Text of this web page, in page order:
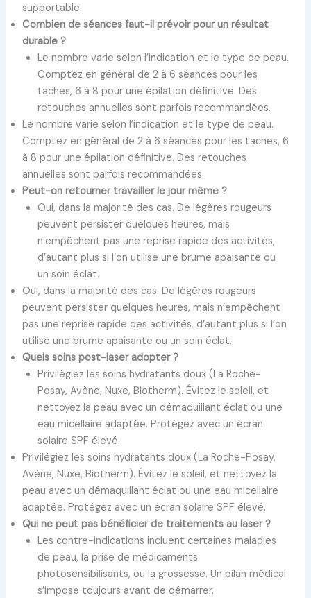
supportable.
Combien de séances faut-il prévoir pour un résultat
durable ?
Le nombre varie selon l’indication et le type de peau.
Comptez en général de 2 à 6 séances pour les
taches, 6 à 8 pour une épilation définitive. Des
retouches annuelles sont parfois recommandées.
Le nombre varie selon l’indication et le type de peau.
Comptez en général de 2 à 6 séances pour les taches, 6
à 8 pour une épilation définitive. Des retouches
annuelles sont parfois recommandées.
Peut-on retourner travailler le jour même ?
Oui, dans la majorité des cas. De légères rougeurs
peuvent persister quelques heures, mais
n’empêchent pas une reprise rapide des activités,
d’autant plus si l’on utilise une brume apaisante ou
un soin éclat.
Oui, dans la majorité des cas. De légères rougeurs
peuvent persister quelques heures, mais n’empêchent
pas une reprise rapide des activités, d’autant plus si l’on
utilise une brume apaisante ou un soin éclat.
Quels soins post-laser adopter ?
Privilégiez les soins hydratants doux (La Roche-
Posay, Avène, Nuxe, Biotherm). Évitez le soleil, et
nettoyez la peau avec un démaquillant éclat ou une
eau micellaire adaptée. Protégez avec un écran
solaire SPF élevé.
Privilégiez les soins hydratants doux (La Roche-Posay,
Avène, Nuxe, Biotherm). Évitez le soleil, et nettoyez la
peau avec un démaquillant éclat ou une eau micellaire
adaptée. Protégez avec un écran solaire SPF élevé.
Qui ne peut pas bénéficier de traitements au laser ?
Les contre-indications incluent certaines maladies
de peau, la prise de médicaments
photosensibilisants, ou la grossesse. Un bilan médical
s’impose toujours avant de démarrer.